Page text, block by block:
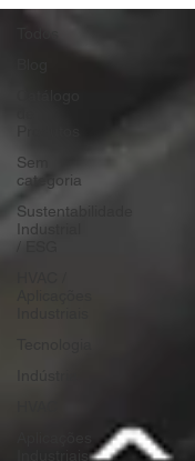
Sem
categoria
Sustentabilidade
Industrial